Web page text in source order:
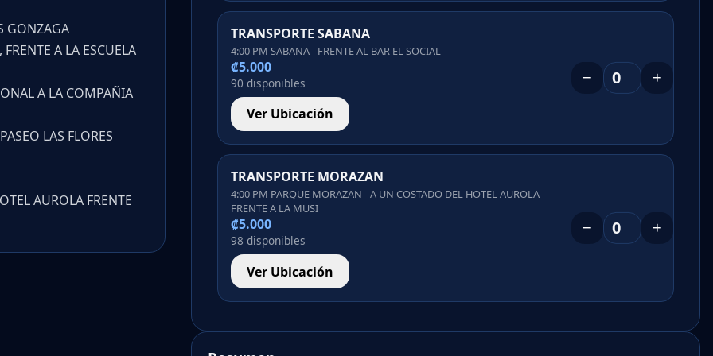
GONZAGA
A LA ESCUELA
A LA COMPAÑIA
LAS FLORES
AUROLA FRENTE
TRANSPORTE SABANA
4:00 PM SABANA - FRENTE AL BAR EL SOCIAL
₡5.000
90 disponibles − +
Ver Ubicación
TRANSPORTE MORAZAN
4:00 PM PARQUE MORAZAN - A UN COSTADO DEL HOTEL AUROLA
FRENTE A LA MUSI
₡5.000
98 disponibles
− +
Ver Ubicación